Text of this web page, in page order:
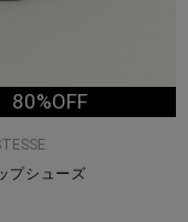
80%OFF
プシューズ